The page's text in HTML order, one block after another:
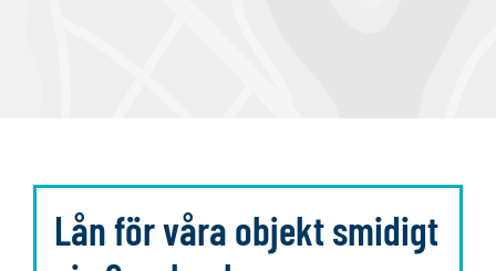
Lån för våra objekt smidigt